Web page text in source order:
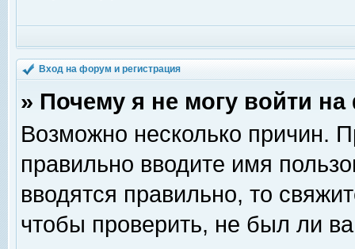
Вход на форум и регистрация
» Почему я не могу войти
Возможно несколько причин.
правильно вводите имя
вводятся правильно, то
чтобы проверить, не был ли